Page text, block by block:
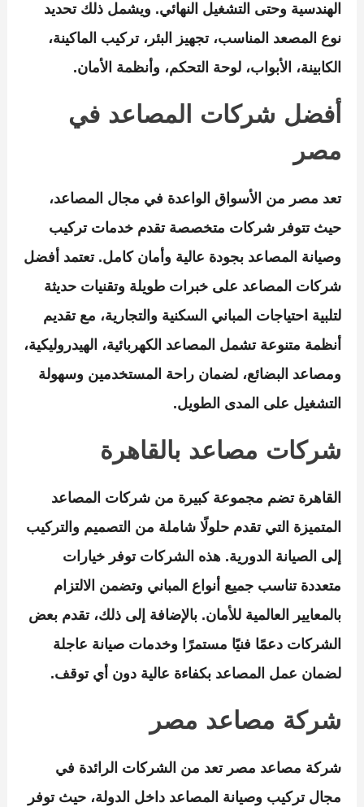
الهندسية وحتى التشغيل النهائي. ويشمل ذلك تحديد
نوع المصعد المناسب، تجهيز البئر، تركيب الماكينة،
الكابينة، الأبواب، لوحة التحكم، وأنظمة الأمان.
أفضل شركات المصاعد في
مصر
تعد مصر من الأسواق الواعدة في مجال المصاعد،
حيث تتوفر شركات متخصصة تقدم خدمات تركيب
وصيانة المصاعد بجودة عالية وأمان كامل. تعتمد أفضل
شركات المصاعد على خبرات طويلة وتقنيات حديثة
لتلبية احتياجات المباني السكنية والتجارية، مع تقديم
أنظمة متنوعة تشمل المصاعد الكهربائية، الهيدروليكية،
ومصاعد البضائع، لضمان راحة المستخدمين وسهولة
التشغيل على المدى الطويل.
شركات مصاعد بالقاهرة
القاهرة تضم مجموعة كبيرة من شركات المصاعد
المتميزة التي تقدم حلولًا شاملة من التصميم والتركيب
إلى الصيانة الدورية. هذه الشركات توفر خيارات
متعددة تناسب جميع أنواع المباني وتضمن الالتزام
بالمعايير العالمية للأمان. بالإضافة إلى ذلك، تقدم بعض
الشركات دعمًا فنيًا مستمرًا وخدمات صيانة عاجلة
لضمان عمل المصاعد بكفاءة عالية دون أي توقف.
شركة مصاعد مصر
شركة مصاعد مصر تعد من الشركات الرائدة في
مجال تركيب وصيانة المصاعد داخل الدولة، حيث توفر